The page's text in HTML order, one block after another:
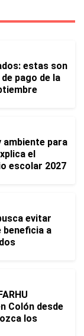
estas son
pago de la
ambiente para
el
escolar 2027
evitar
a
Colón desde
los